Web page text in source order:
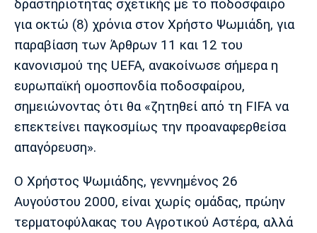
Πολιτισμός
Τραγούδια
Cine Spot
Running
Media
Παρασκήνιο
Πρόγραμμα TV
Ιωνικός Πανσερραϊκός
Μπαρτσελόνα
δραστηριότητας σχετικής με το ποδόσφαιρο
για οκτώ (8) χρόνια στον Χρήστο Ψωμιάδη, για
παραβίαση των Άρθρων 11 και 12 του
κανονισμού της UEFA, ανακοίνωσε σήμερα η
ευρωπαϊκή ομοσπονδία ποδοσφαίρου,
σημειώνοντας ότι θα «ζητηθεί από τη FIFA να
επεκτείνει παγκοσμίως την προαναφερθείσα
απαγόρευση».
Ο Χρήστος Ψωμιάδης, γεννημένος 26
Αυγούστου 2000, είναι χωρίς ομάδας, πρώην
τερματοφύλακας του Αγροτικού Αστέρα, αλλά